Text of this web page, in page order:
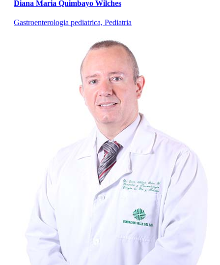
Diana Maria Quimbayo Wilches
Gastroenterologia pediatrica, Pediatria